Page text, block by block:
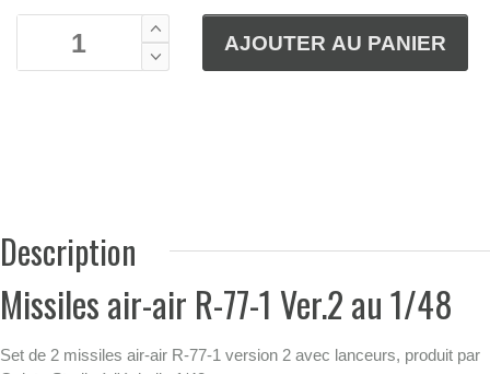
Description
Missiles air-air R-77-1 Ver.2 au 1/48
Set de 2 missiles air-air R-77-1 version 2 avec lanceurs, produit par